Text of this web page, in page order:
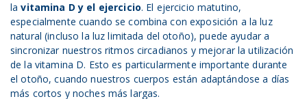
lavitamina D y el ejercicio. El ejercicio matutino,
especialmente cuando se combina con exposición a la luz
natural (incluso la luz limitada del otoño), puede ayudar a
sincronizar nuestros ritmos circadianos y mejorar la utilización
de la vitamina D. Esto es particularmente importante durante
el otoño, cuando nuestros cuerpos están adaptándose a días
más cortos y noches más largas.